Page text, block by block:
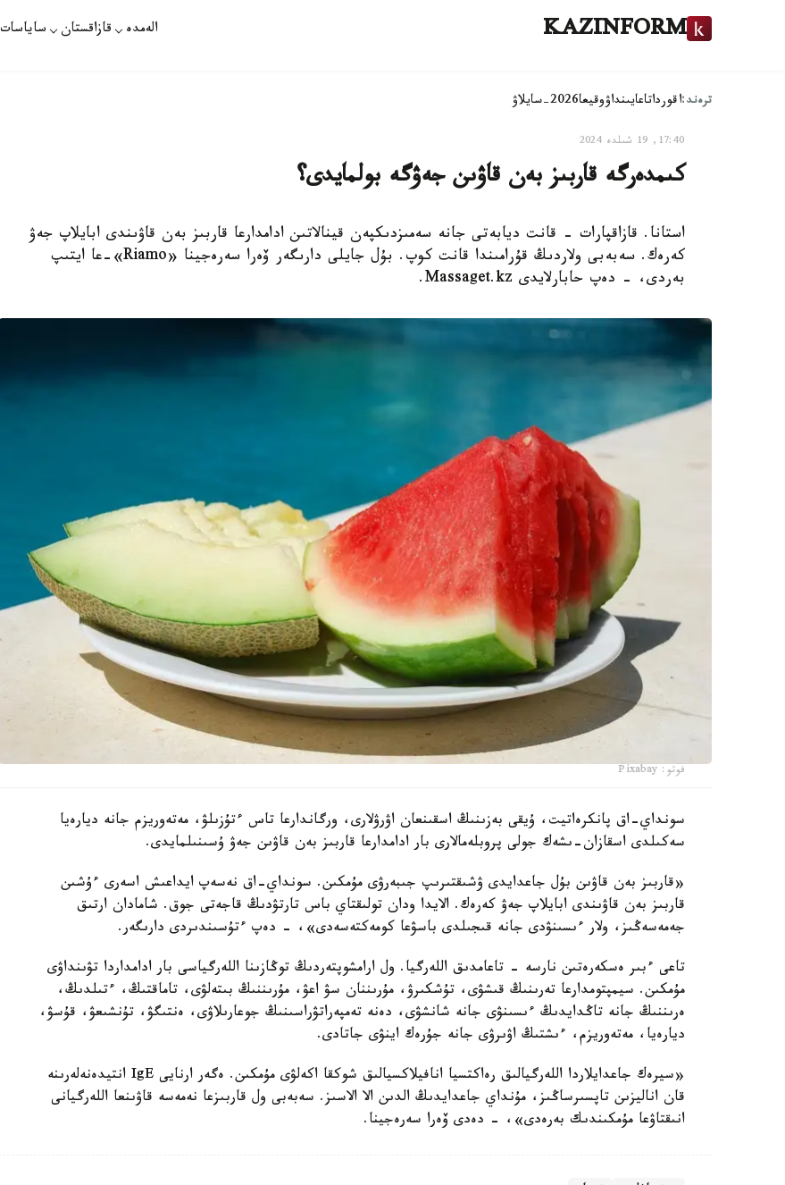
KAZINFORM الەمدە قازاقستان ساياسات
ترەند:اقورداتاعايىنداۋوقيعا2026-سايلاۋ
17:40, 19 شىلدە 2024
كىمدەرگە قاربىز بەن قاۋىن جەۋگە بولمايدى؟
استانا. قازاقپارات - قانت ديابەتى جانە سەمىزدىكپەن قينالاتىن ادامدارعا قاربىز بەن قاۋىندى ابايلاپ جەۋ
كەرەك. سەبەبى ولاردىڭ قۇرامىندا قانت كوپ. بۇل جايلى دارىگەر ۆەرا سەرەجينا «Riamo»-عا ايتىپ
بەردى، - دەپ حابارلايدى Massaget.kz.
فوتو: Pixabay
سونداي-اق پانكرەاتيت، ۇيقى بەزىنىڭ اسقىنعان اۋرۋلارى، ورگاندارعا تاس ءتۇزىلۋ، مەتەوريزم جانە ديارەيا
سەكىلدى اسقازان-ىشەك جولى پروبلەمالارى بار ادامدارعا قاربىز بەن قاۋىن جەۋ ۇسىنىلمايدى.
«قاربىز بەن قاۋىن بۇل جاعدايدى ۋشىقتىرىپ جىبەرۋى مۇمكىن. سونداي-اق نەسەپ ايداعىش اسەرى ءۇشىن
قاربىز بەن قاۋىندى ابايلاپ جەۋ كەرەك. الايدا ودان تولىقتاي باس تارتۋدىڭ قاجەتى جوق. شامادان ارتىق
جەمەسەڭىز، ولار ءىسىنۋدى جانە قىجىلدى باسۋعا كومەكتەسەدى»، - دەپ ءتۇسىندىردى دارىگەر.
تاعى ءبىر ەسكەرەتىن نارسە - تاعامدىق اللەرگيا. ول ارامشوپتەردىڭ توڭازىنا اللەرگياسى بار ادامداردا تۋىنداۋى
مۇمكىن. سيمپتومدارعا تەرىنىڭ قىشۋى، تۇشكىرۋ، مۇرىننان سۋ اعۋ، مۇرىننىڭ بىتەلۋى، تاماقتىڭ، ءتىلدىڭ،
ەرىننىڭ جانە تاڭدايدىڭ ءىسىنۋى جانە شانشۋى، دەنە تەمپەراتۋراسىنىڭ جوعارىلاۋى، ەنتىگۋ، تۇنشىعۋ، قۇسۋ،
ديارەيا، مەتەوريزم، ءىشتىڭ اۋىرۋى جانە جۇرەك اينۋى جاتادى.
«سيرەك جاعدايلاردا اللەرگيالىق رەاكتسيا انافيلاكسيالىق شوكقا اكەلۋى مۇمكىن. ەگەر ارنايى IgE انتيدەنەلەرىنە
قان اناليزىن تاپسىرساڭىز، مۇنداي جاعدايدىڭ الدىن الا الاسىز. سەبەبى ول قاربىزعا نەمەسە قاۋىنعا اللەرگيانى
انىقتاۋعا مۇمكىندىك بەرەدى»، - دەدى ۆەرا سەرەجينا.